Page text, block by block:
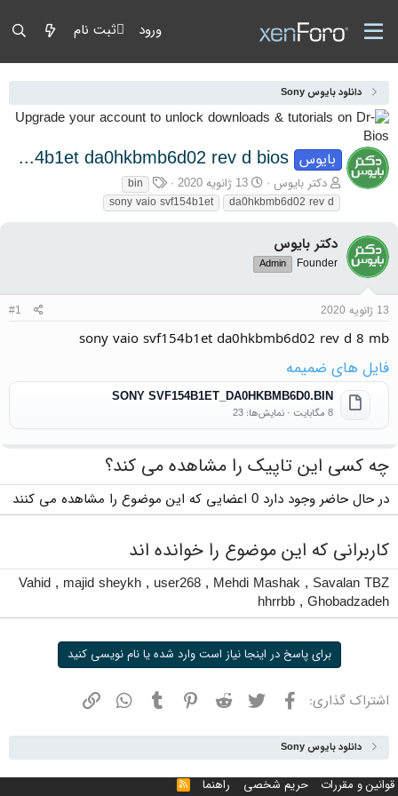
ورود ثبت نام
دانلود بایوس Sony
بایوس sony vaio svf154b1et da0hkbmb6d02 rev d bios
آغازگر گفتمان
دکتر بایوس تاریخ شروع
13 ژانویه 2020 برچسب‌ها
bin
da0hkbmb6d02 rev d
sony vaio svf154b1et
دکتر بایوس
Founder
Admin
13 ژانویه 2020 #1
sony vaio svf154b1et da0hkbmb6d02 rev d 8 mb
فایل های ضمیمه
SONY SVF154B1ET_DA0HKBMB6D0.BIN
8 مگابایت · نمایش‌ها: 23
چه کسی این تاپیک را مشاهده می کند؟
در حال حاضر وجود دارد 0 اعضایی که این موضوع را مشاهده می کنند
کاربرانی که این موضوع را خوانده اند
Savalan TBZ
,
Mehdi Mashak
,
user268
,
majid sheykh
,
Vahid
Ghobadzadeh
,
hhrrbb
برای پاسخ در اینجا نیاز است وارد شده یا نام نویسی کنید
اشتراک گذاری: فیسبوک توییتر ردیت پینترستتامبلر واتسپ
دانلود بایوس Sony
قوانین و مقررات حریم شخصی راهنما خوراک